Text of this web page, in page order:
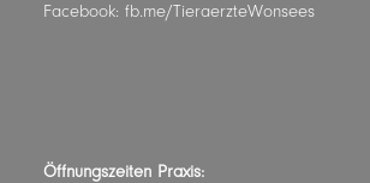
Facebook: fb.me/TieraerzteWonsees
Öffnungszeiten Praxis: